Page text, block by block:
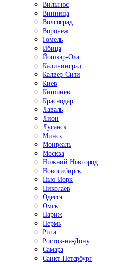
Вильнюс
Винница
Волгоград
Воронеж
Гомель
Ибица
Йошкар-Ола
Калининград
Калвер-Сити
Киев
Кишинёв
Краснодар
Лаваль
Лион
Луганск
Минск
Монреаль
Москва
Нижний Новгород
Новосибирск
Нью-Йорк
Николаев
Одесса
Омск
Париж
Пермь
Рига
Ростов-на-Дону
Самара
Санкт-Петербург